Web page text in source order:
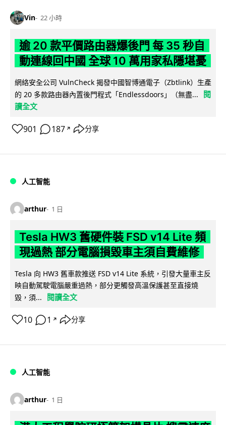
Vin 22 小時
逾 20 款平價路由器爆後門 每 35 秒自
動連線回中國 全球 10 萬用家私隱堪憂
網絡安全公司 VulnCheck 揭發中國智博通電子（Zbtlink）生產
的 20 多款路由器內置後門程式「Endlessdoors」（無盡...
閱
讀全文
901 187 ↗ 分享
人工智能
arthur 1 日
Tesla HW3 舊硬件裝 FSD v14 Lite 頻
現過熱 部分電腦損毀車主須自費維修
Tesla 向 HW3 舊車款推送 FSD v14 Lite 系統，引發大量車主反
映自動駕駛電腦嚴重過熱，部分更觸發高溫保護甚至直接燒
毀，須...
閱讀全文
10 1 ↗ 分享
人工智能
arthur 1 日